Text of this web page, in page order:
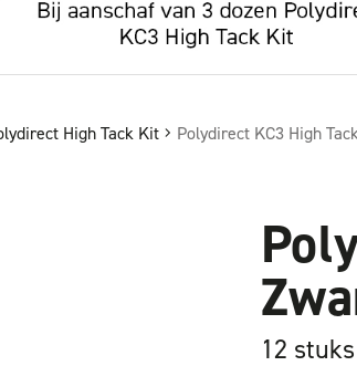
High Tack Kit Polydirect KC3 High
12